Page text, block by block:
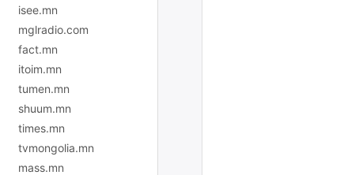
isee.mn
mglradio.com
fact.mn
itoim.mn
tumen.mn
shuum.mn
times.mn
tvmongolia.mn
mass.mn